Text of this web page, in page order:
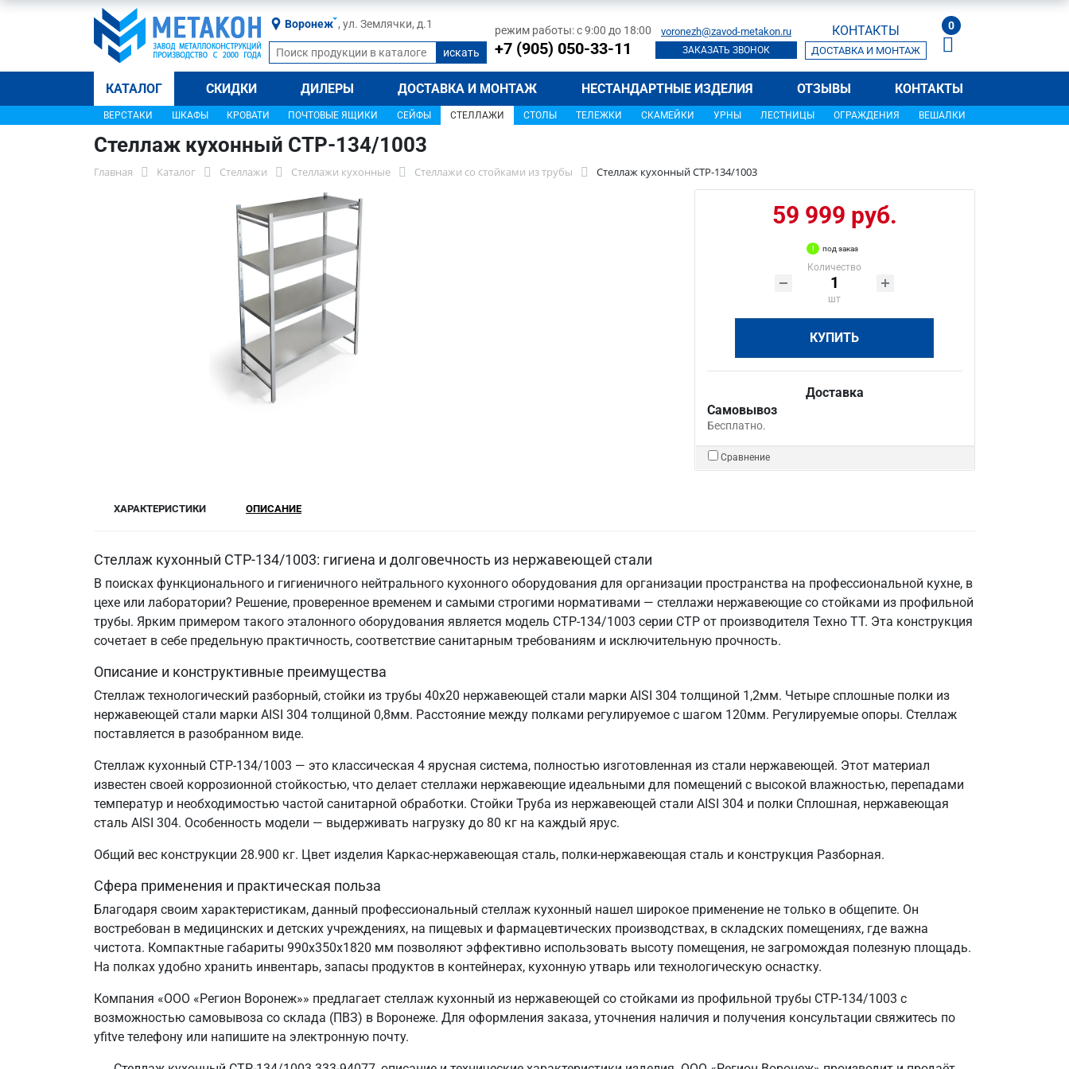
Воронеж , ул. Землячки, д.1 режим работы: с 9:00 до 18:00
+7 (905) 050-33-11
voronezh@zavod-metakon.ru
ЗАКАЗАТЬ ЗВОНОК
КОНТАКТЫ
ДОСТАВКА И МОНТАЖ
0
КАТАЛОГ СКИДКИ ДИЛЕРЫ ДОСТАВКА И МОНТАЖ НЕСТАНДАРТНЫЕ ИЗДЕЛИЯ ОТЗЫВЫ КОНТАКТЫ
ВЕРСТАКИ ШКАФЫ КРОВАТИ ПОЧТОВЫЕ ЯЩИКИ СЕЙФЫ СТЕЛЛАЖИ СТОЛЫ ТЕЛЕЖКИ СКАМЕЙКИ УРНЫ ЛЕСТНИЦЫ ОГРАЖДЕНИЯ ВЕШАЛКИ
Стеллаж кухонный СТР-134/1003
Главная Каталог Стеллажи Стеллажи кухонные Стеллажи со стойками из трубы Стеллаж кухонный СТР-134/1003
59 999 руб.
под заказ
Количество
шт
КУПИТЬ
Доставка
Самовывоз
Бесплатно.
Сравнение
ХАРАКТЕРИСТИКИ ОПИСАНИЕ
Стеллаж кухонный СТР-134/1003: гигиена и долговечность из нержавеющей стали
В поисках функционального и гигиеничного нейтрального кухонного оборудования для организации пространства на профессиональной кухне, в
цехе или лаборатории? Решение, проверенное временем и самыми строгими нормативами — стеллажи нержавеющие со стойками из профильной
трубы. Ярким примером такого эталонного оборудования является модель СТР-134/1003 серии СТР от производителя Техно ТТ. Эта конструкция
сочетает в себе предельную практичность, соответствие санитарным требованиям и исключительную прочность.
Описание и конструктивные преимущества
Стеллаж технологический разборный, стойки из трубы 40х20 нержавеющей стали марки AISI 304 толщиной 1,2мм. Четыре сплошные полки из
нержавеющей стали марки AISI 304 толщиной 0,8мм. Расстояние между полками регулируемое с шагом 120мм. Регулируемые опоры. Стеллаж
поставляется в разобранном виде.
Стеллаж кухонный СТР-134/1003 — это классическая 4 ярусная система, полностью изготовленная из стали нержавеющей. Этот материал
известен своей коррозионной стойкостью, что делает стеллажи нержавеющие идеальными для помещений с высокой влажностью, перепадами
температур и необходимостью частой санитарной обработки. Стойки Труба из нержавеющей стали AISI 304 и полки Сплошная, нержавеющая
сталь AISI 304. Особенность модели — выдерживать нагрузку до 80 кг на каждый ярус.
Общий вес конструкции 28.900 кг. Цвет изделия Каркас-нержавеющая сталь, полки-нержавеющая сталь и конструкция Разборная.
Сфера применения и практическая польза
Благодаря своим характеристикам, данный профессиональный стеллаж кухонный нашел широкое применение не только в общепите. Он
востребован в медицинских и детских учреждениях, на пищевых и фармацевтических производствах, в складских помещениях, где важна
чистота. Компактные габариты 990х350х1820 мм позволяют эффективно использовать высоту помещения, не загромождая полезную площадь.
На полках удобно хранить инвентарь, запасы продуктов в контейнерах, кухонную утварь или технологическую оснастку.
Компания «ООО «Регион Воронеж»» предлагает стеллаж кухонный из нержавеющей со стойками из профильной трубы СТР-134/1003 с
возможностью самовывоза со склада (ПВЗ) в Воронеже. Для оформления заказа, уточнения наличия и получения консультации свяжитесь по
yfitve телефону или напишите на электронную почту.